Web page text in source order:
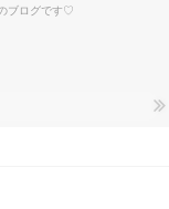
ブログです♡